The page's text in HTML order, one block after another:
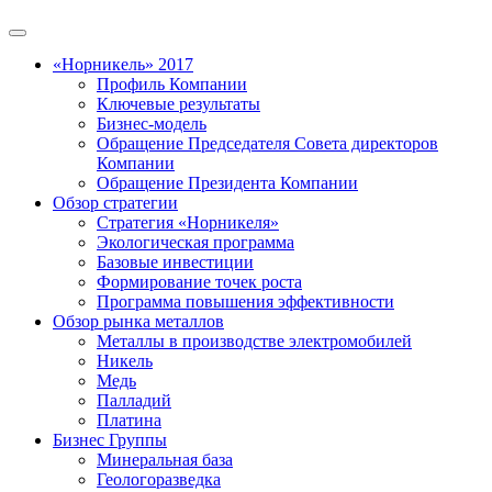
«Норникель» 2017
Профиль Компании
Ключевые результаты
Бизнес-модель
Обращение Председателя Совета директоров
Компании
Обращение Президента Компании
Обзор стратегии
Стратегия «Норникеля»
Экологическая программа
Базовые инвестиции
Формирование точек роста
Программа повышения эффективности
Обзор рынка металлов
Металлы в производстве электромобилей
Никель
Медь
Палладий
Платина
Бизнес Группы
Минеральная база
Геологоразведка